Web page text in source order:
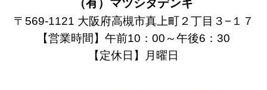
（有）マツシタデンキ
〒569-1121 大阪府高槻市真上町２丁目３−１７
【営業時間】午前10：00～午後6：30
【定休日】月曜日